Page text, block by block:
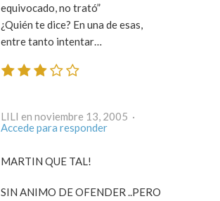
equivocado, no trató”
¿Quién te dice? En una de esas,
entre tanto intentar…
LILI en noviembre 13, 2005 ·
Accede para responder
MARTIN QUE TAL!
SIN ANIMO DE OFENDER ..PERO